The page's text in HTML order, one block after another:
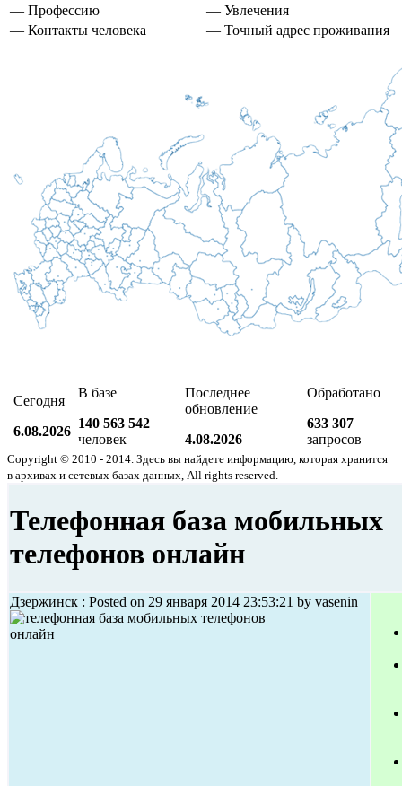
— Профессию
— Увлечения
— Контакты человека
— Точный адрес проживания
Сегодня
6.08.2026
В базе
140 563 542
человек
Последнее
обновление
4.08.2026
Обработано
633 307
запросов
Copyright © 2010 - 2014. Здесь вы найдете информацию, которая хранится
в архивах и сетевых базах данных, All rights reserved.
Телефонная база мобильных
телефонов онлайн
Дзержинск : Posted on 29 января 2014 23:53:21 by vasenin